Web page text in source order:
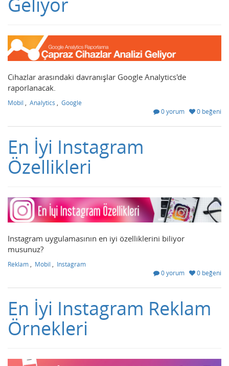
Cihazlar arasındaki davranışlar Google Analytics'de
raporlanacak.
Mobil Analytics
Google
0 yorum
0 beğeni
En İyi Instagram
Özellikleri
Instagram uygulamasının en iyi özelliklerini biliyor
musunuz?
Reklam Mobil
Instagram
0 yorum
0 beğeni
En İyi Instagram Reklam
Örnekleri